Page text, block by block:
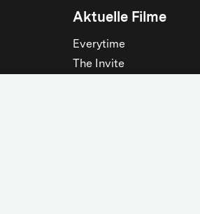
Aktuelle Filme
Everytime
The Invite